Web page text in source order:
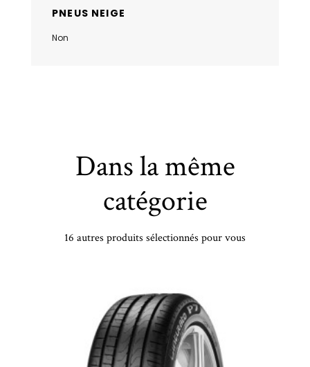
PNEUS NEIGE
Non
Dans la même
catégorie
16 autres produits sélectionnés pour vous